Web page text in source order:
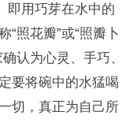
即用巧芽在水中的
“照花瓣”或“照瓣卜
认为心灵、手巧、
要将碗中的水猛喝
切，真正为自己所